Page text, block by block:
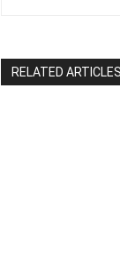
RELATED ARTICLES